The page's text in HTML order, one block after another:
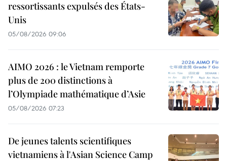
ressortissants expulsés des États-
Unis
05/08/2026 09:06
AIMO 2026 : le Vietnam remporte
plus de 200 distinctions à
l’Olympiade mathématique d’Asie
05/08/2026 07:23
De jeunes talents scientifiques
vietnamiens à l'Asian Science Camp